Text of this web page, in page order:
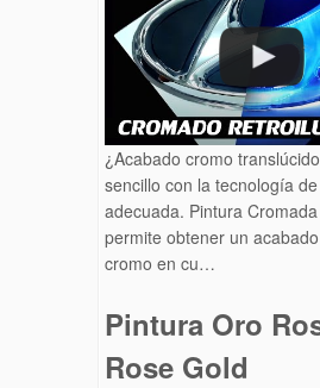
¿Acabado cromo
sencillo con la tecnología
adecuada. Pintura
permite obtener un
cromo en cu…
Pintura Oro
Rose Gold